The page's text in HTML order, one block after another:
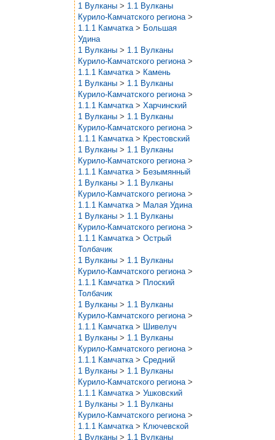
1 Вулканы > 1.1 Вулканы
Курило-Камчатского региона >
1.1.1 Камчатка > Большая
Удина
1 Вулканы > 1.1 Вулканы
Курило-Камчатского региона >
1.1.1 Камчатка > Камень
1 Вулканы > 1.1 Вулканы
Курило-Камчатского региона >
1.1.1 Камчатка > Харчинский
1 Вулканы > 1.1 Вулканы
Курило-Камчатского региона >
1.1.1 Камчатка > Крестовский
1 Вулканы > 1.1 Вулканы
Курило-Камчатского региона >
1.1.1 Камчатка > Безымянный
1 Вулканы > 1.1 Вулканы
Курило-Камчатского региона >
1.1.1 Камчатка > Малая Удина
1 Вулканы > 1.1 Вулканы
Курило-Камчатского региона >
1.1.1 Камчатка > Острый
Толбачик
1 Вулканы > 1.1 Вулканы
Курило-Камчатского региона >
1.1.1 Камчатка > Плоский
Толбачик
1 Вулканы > 1.1 Вулканы
Курило-Камчатского региона >
1.1.1 Камчатка > Шивелуч
1 Вулканы > 1.1 Вулканы
Курило-Камчатского региона >
1.1.1 Камчатка > Средний
1 Вулканы > 1.1 Вулканы
Курило-Камчатского региона >
1.1.1 Камчатка > Ушковский
1 Вулканы > 1.1 Вулканы
Курило-Камчатского региона >
1.1.1 Камчатка > Ключевской
1 Вулканы > 1.1 Вулканы